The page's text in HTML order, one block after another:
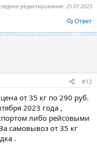
редактирование: 25.07.2023
Ответ
#12
от 35 кг по 290 руб.
2023 года ,
либо рейсовыми
самовывоз от 35 кг
.